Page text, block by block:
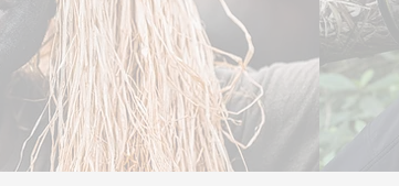
"Utilizzo la fotografia per avvicinare le persone."
Mario Tomasetti
Fotografo Roma la sua macchina fotografica è sempre al
suo hobby si trasformasse in uno stile di vita e una
"E' specializzato nel raccontare storie di vita."